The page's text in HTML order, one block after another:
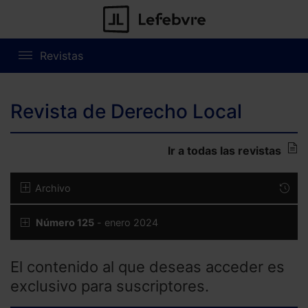
Revistas
Revista de Derecho Local
Ir a todas las revistas
Archivo
Número 125 - enero 2024
El contenido al que deseas acceder es
exclusivo para suscriptores.